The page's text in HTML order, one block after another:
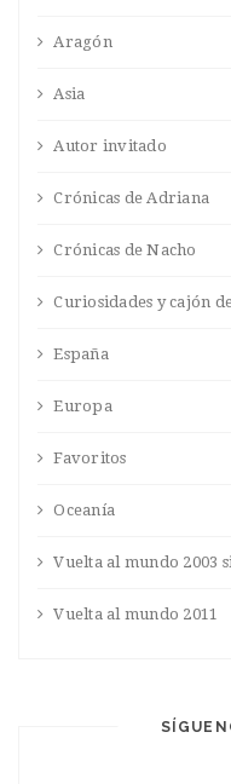
Aragón
Asia
Autor invitado
Crónicas de Adriana
Crónicas de Nacho
Curiosidades y cajón
España
Europa
Favoritos
Oceanía
Vuelta al mundo 2003
Vuelta al mundo 2011